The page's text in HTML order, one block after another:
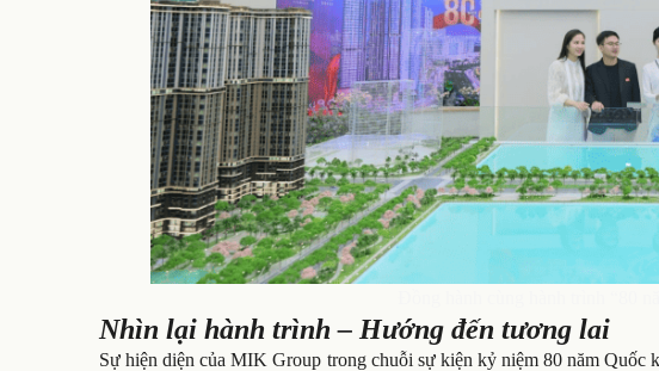
Nhìn lại hành trình – Hướng đến tương lai
Sự hiện diện của MIK Group trong chuỗi sự kiện kỷ niệm 80 năm Quốc